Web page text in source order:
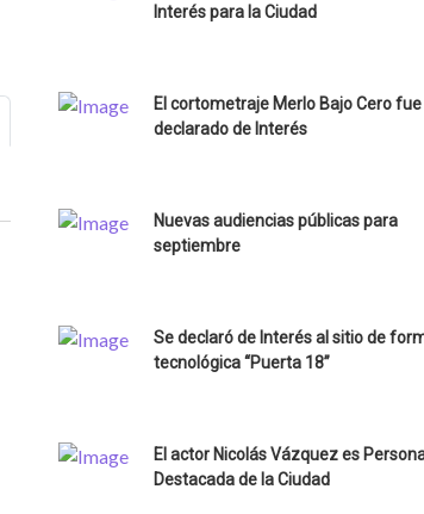
Interés para la Ciudad
El cortometraje Merlo Bajo Cero fue
declarado de Interés
Nuevas audiencias públicas para
septiembre
Se declaró de Interés al sitio de
tecnológica “Puerta 18”
El actor Nicolás Vázquez es
Destacada de la Ciudad